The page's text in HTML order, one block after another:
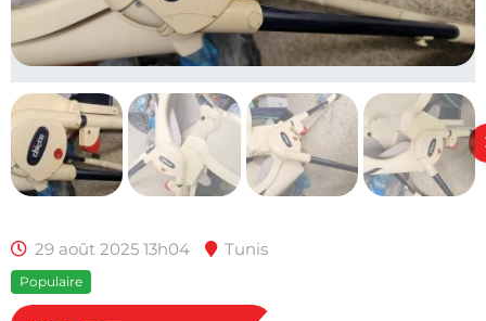
29 août 2025 13h04 Tunis
Populaire